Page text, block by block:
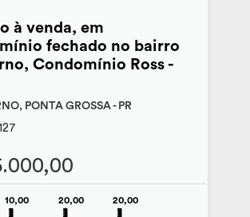
à venda, em
fechado no bairro
Condomínio Ross -
PONTA GROSSA - PR
10,00 20,00 20,00